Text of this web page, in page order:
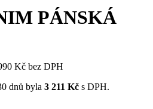
PÁNSKÁ
Kč bez DPH
dnů byla 3 211 Kč s DPH.